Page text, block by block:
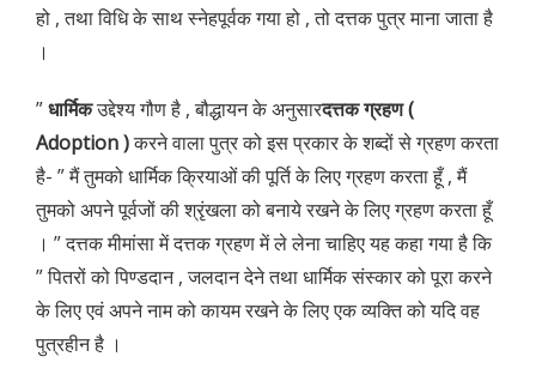
हो , तथा विधि के साथ स्नेहपूर्वक गया हो , तो दत्तक पुत्र माना जाता है
।
”धार्मिकउद्देश्य गौण है , बौद्धायन के अनुसारदत्तक ग्रहण (
Adoption )करने वाला पुत्र को इस प्रकार के शब्दों से ग्रहण करता
है- ” मैं तुमको धार्मिक क्रियाओं की पूर्ति के लिए ग्रहण करता हूँ , मैं
तुमको अपने पूर्वजों की श्रृंखला को बनाये रखने के लिए ग्रहण करता हूँ
। ” दत्तक मीमांसा में दत्तक ग्रहण में ले लेना चाहिए यह कहा गया है कि
” पितरों को पिण्डदान , जलदान देने तथा धार्मिक संस्कार को पूरा करने
के लिए एवं अपने नाम को कायम रखने के लिए एक व्यक्ति को यदि वह
पुत्रहीन है ।